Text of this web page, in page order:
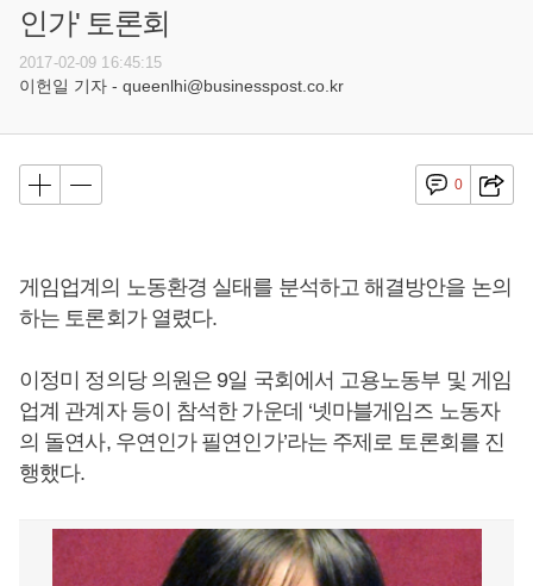
인가' 토론회
2017-02-09 16:45:15
이헌일 기자 - queenlhi@businesspost.co.kr
0
게임업계의 노동환경 실태를 분석하고 해결방안을 논의
하는 토론회가 열렸다.
이정미 정의당 의원은 9일 국회에서 고용노동부 및 게임
업계 관계자 등이 참석한 가운데 ‘넷마블게임즈 노동자
의 돌연사, 우연인가 필연인가’라는 주제로 토론회를 진
행했다.